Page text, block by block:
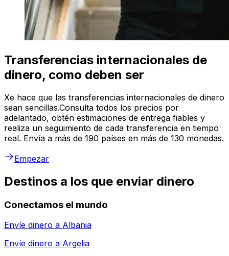
Transferencias internacionales de
dinero, como deben ser
Xe hace que las transferencias internacionales de dinero
sean sencillas.Consulta todos los precios por
adelantado, obtén estimaciones de entrega fiables y
realiza un seguimiento de cada transferencia en tiempo
real. Envía a más de 190 países en más de 130 monedas.
Empezar
Destinos a los que enviar dinero
Conectamos el mundo
Envíe dinero a Albania
Envíe dinero a Argelia